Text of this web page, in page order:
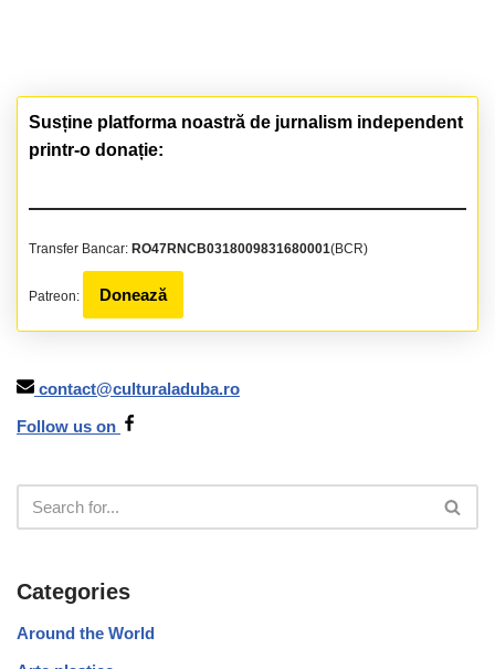
Susține platforma noastră de jurnalism independent
printr-o donație:
Transfer Bancar: RO47RNCB0318009831680001(BCR)
Patreon: Donează
contact@culturaladuba.ro
Follow us on
Categories
Around the World